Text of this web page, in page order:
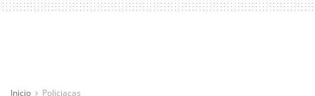
Inicio Policiacas